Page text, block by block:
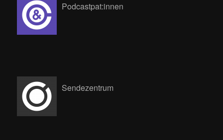
Podcastpat:innen
Sendezentrum